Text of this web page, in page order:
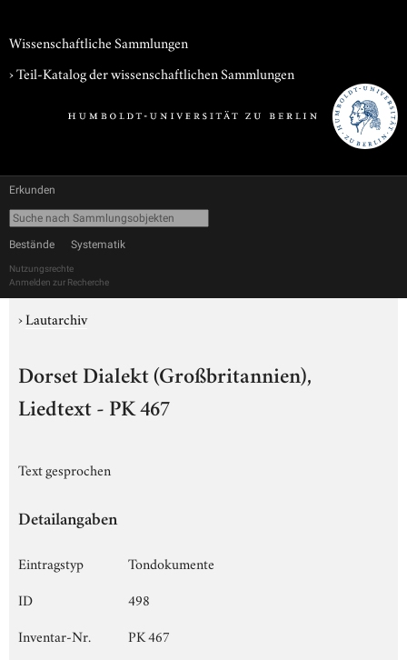
Wissenschaftliche Sammlungen
› Teil-Katalog der wissenschaftlichen Sammlungen
Erkunden
Bestände Systematik
Nutzungsrechte
Anmelden zur Recherche
›Lautarchiv
Dorset Dialekt (Großbritannien),
Liedtext - PK 467
Text gesprochen
Detailangaben
Eintragstyp
Tondokumente
ID
498
Inventar-Nr.
PK 467